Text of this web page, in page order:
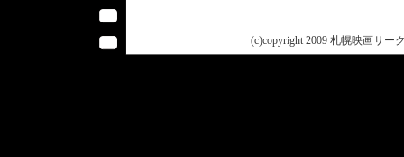
(c)copyright 2009 札幌映画サー